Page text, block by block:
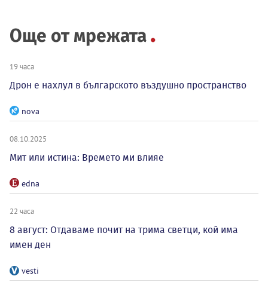
Още от мрежата
19 часа
Дрон е нахлул в българското въздушно пространство
nova
08.10.2025
Мит или истина: Времето ми влияе
edna
22 часа
8 август: Отдаваме почит на трима светци, кой има
имен ден
vesti